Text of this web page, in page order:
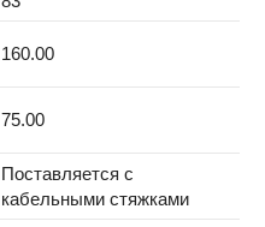
160.00
75.00
Поставляется с
кабельными стяжками